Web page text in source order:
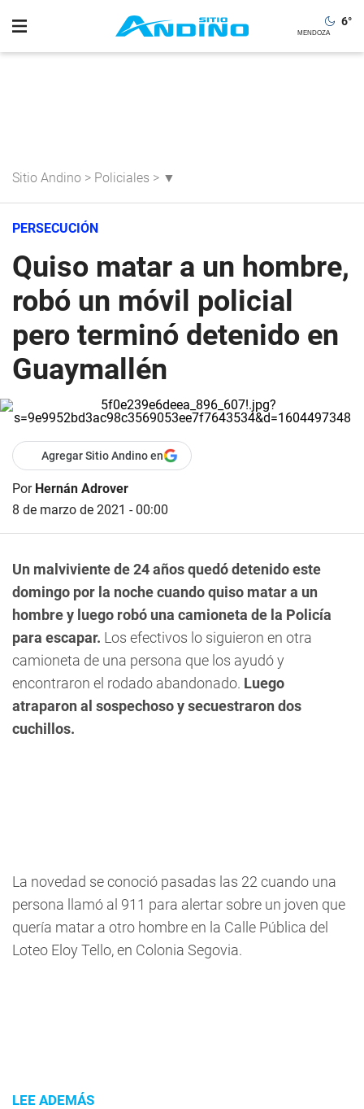
6°
Sitio Andino > Policiales > ▼
PERSECUCIÓN
Quiso matar a un hombre,
robó un móvil policial
pero terminó detenido en
Guaymallén
Agregar Sitio Andino en
Por Hernán Adrover
8 de marzo de 2021 - 00:00
Un malviviente de 24 años quedó detenido este
domingo por la noche cuando quiso matar a un
hombre y luego robó una camioneta de la Policía
para escapar. Los efectivos lo siguieron en otra
camioneta de una persona que los ayudó y
encontraron el rodado abandonado. Luego
atraparon al sospechoso y secuestraron dos
cuchillos.
La novedad se conoció pasadas las 22 cuando una
persona llamó al 911 para alertar sobre un joven que
quería matar a otro hombre en la Calle Pública del
Loteo Eloy Tello, en Colonia Segovia.
LEE ADEMÁS